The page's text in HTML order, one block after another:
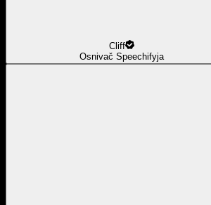
Cliff
Osnivač Speechifyja